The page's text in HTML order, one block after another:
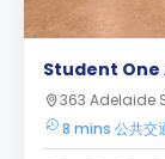
Student
363 Adelaide
8 mins 公共交